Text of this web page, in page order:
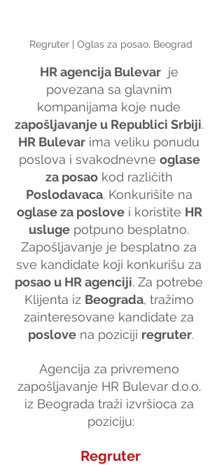
Regruter | Oglas za posao, Beograd
HR agencija Bulevar je
povezana sa glavnim
kompanijama koje nude
zapošljavanje u Republici Srbiji.
HR Bulevar ima veliku ponudu
poslova i svakodnevne oglase
za posao kod različith
Poslodavaca. Konkurišite na
oglase za poslove i koristite HR
usluge potpuno besplatno.
Zapošljavanje je besplatno za
sve kandidate koji konkurišu za
posao u HR agenciji. Za potrebe
Klijenta iz Beograda, tražimo
zainteresovane kandidate za
poslove na poziciji regruter.
Agencija za privremeno
zapošljavanje HR Bulevar d.o.o.
iz Beograda traži izvršioca za
poziciju:
Regruter